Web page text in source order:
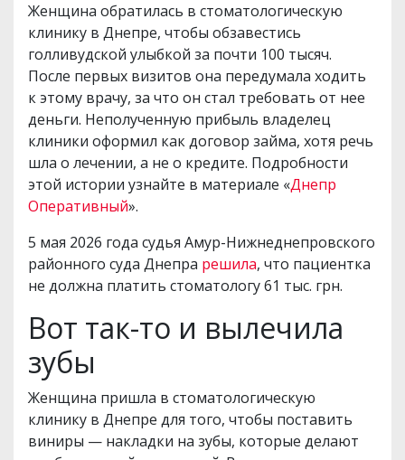
Женщина обратилась в стоматологическую
клинику в Днепре, чтобы обзавестись
голливудской улыбкой за почти 100 тысяч.
После первых визитов она передумала ходить
к этому врачу, за что он стал требовать от нее
деньги. Неполученную прибыль владелец
клиники оформил как договор займа, хотя речь
шла о лечении, а не о кредите. Подробности
этой истории узнайте в материале «Днепр
Оперативный».
5 мая 2026 года судья Амур-Нижнеднепровского
районного суда Днепра решила, что пациентка
не должна платить стоматологу 61 тыс. грн.
Вот так-то и вылечила
зубы
Женщина пришла в стоматологическую
клинику в Днепре для того, чтобы поставить
виниры — накладки на зубы, которые делают